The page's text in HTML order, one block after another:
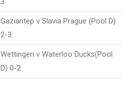
Gaziantep v Slavia Prague (Pool D)
2-3
Wettingen v Waterloo Ducks(Pool
D) 0-2